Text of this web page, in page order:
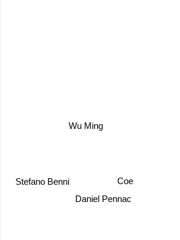
Wu Ming
Coe
Stefano Benni
Daniel Pennac